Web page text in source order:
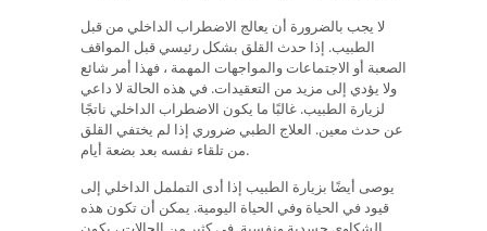
لا يجب بالضرورة أن يعالج الاضطراب الداخلي من قبل
الطبيب. إذا حدث القلق بشكل رئيسي قبل المواقف
الصعبة أو الاجتماعات والمواجهات المهمة ، فهذا أمر شائع
ولا يؤدي إلى مزيد من التعقيدات. في هذه الحالة لا داعي
لزيارة الطبيب. غالبًا ما يكون الاضطراب الداخلي ناتجًا
عن حدث معين. العلاج الطبي ضروري إذا لم يختفي القلق
من تلقاء نفسه بعد بضعة أيام.
يوصى أيضًا بزيارة الطبيب إذا أدى التململ الداخلي إلى
قيود في الحياة وفي الحياة اليومية. يمكن أن تكون هذه